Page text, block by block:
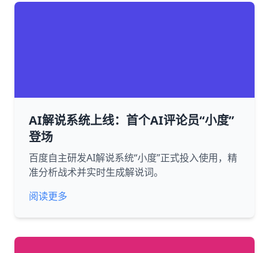
AI解说系统上线：首个AI评论员“小度”
登场
百度自主研发AI解说系统“小度”正式投入使用，精
准分析战术并实时生成解说词。
阅读更多